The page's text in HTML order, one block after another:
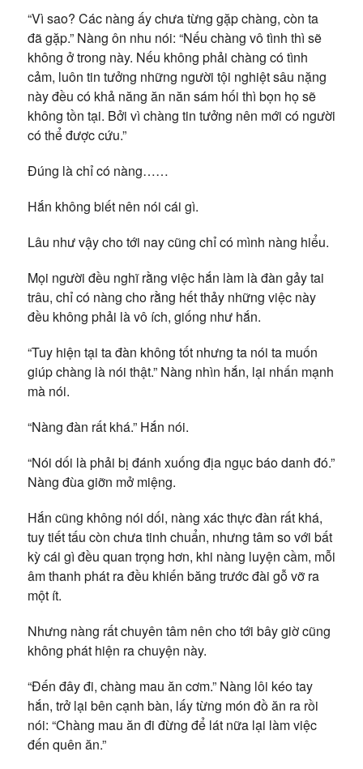
“Vì sao? Các nàng ấy chưa từng gặp chàng, còn ta
đã gặp.” Nàng ôn nhu nói: “Nếu chàng vô tình thì sẽ
không ở trong này. Nếu không phải chàng có tình
cảm, luôn tin tưởng những người tội nghiệt sâu nặng
này đều có khả năng ăn năn sám hối thì bọn họ sẽ
không tồn tại. Bởi vì chàng tin tưởng nên mới có người
có thể được cứu.”
Đúng là chỉ có nàng……
Hắn không biết nên nói cái gì.
Lâu như vậy cho tới nay cũng chỉ có mình nàng hiểu.
Mọi người đều nghĩ rằng việc hắn làm là đàn gảy tai
trâu, chỉ có nàng cho rằng hết thảy những việc này
đều không phải là vô ích, giống như hắn.
“Tuy hiện tại ta đàn không tốt nhưng ta nói ta muốn
giúp chàng là nói thật.” Nàng nhìn hắn, lại nhấn mạnh
mà nói.
“Nàng đàn rất khá.” Hắn nói.
“Nói dối là phải bị đánh xuống địa ngục báo danh đó.”
Nàng đùa giỡn mở miệng.
Hắn cũng không nói dối, nàng xác thực đàn rất khá,
tuy tiết tấu còn chưa tinh chuẩn, nhưng tâm so với bất
kỳ cái gì đều quan trọng hơn, khi nàng luyện cầm, mỗi
âm thanh phát ra đều khiến băng trước đài gỗ vỡ ra
một ít.
Nhưng nàng rất chuyên tâm nên cho tới bây giờ cũng
không phát hiện ra chuyện này.
“Đến đây đi, chàng mau ăn cơm.” Nàng lôi kéo tay
hắn, trở lại bên cạnh bàn, lấy từng món đồ ăn ra rồi
nói: “Chàng mau ăn đi đừng để lát nữa lại làm việc
đến quên ăn.”